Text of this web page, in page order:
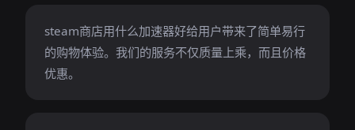
steam商店用什么加速器好给用户带来了简单易行
的购物体验。我们的服务不仅质量上乘，而且价格
优惠。